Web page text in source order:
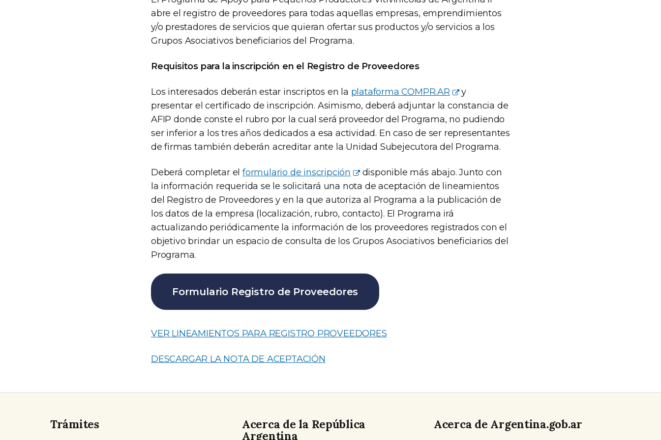
abre el registro de proveedores para todas aquellas empresas, emprendimientos
y/o prestadores de servicios que quieran ofertar sus productos y/o servicios a los
Grupos Asociativos beneficiarios del Programa.
Requisitos para la inscripción en el Registro de Proveedores
Los interesados deberán estar inscriptos en la plataforma COMPR.AR
y
presentar el certificado de inscripción. Asimismo, deberá adjuntar la constancia de
AFIP donde conste el rubro por la cual será proveedor del Programa, no pudiendo
ser inferior a los tres años dedicados a esa actividad. En caso de ser representantes
de firmas también deberán acreditar ante la Unidad Subejecutora del Programa.
Deberá completar elformulario de inscripción
disponible más abajo. Junto con
la información requerida se le solicitará una nota de aceptación de lineamientos
del Registro de Proveedores y en la que autoriza al Programa a la publicación de
los datos de la empresa (localización, rubro, contacto). El Programa irá
actualizando periódicamente la información de los proveedores registrados con el
objetivo brindar un espacio de consulta de los Grupos Asociativos beneficiarios del
Programa.
Formulario Registro de Proveedores
VER LINEAMIENTOS PARA REGISTRO PROVEEDORES
DESCARGAR LA NOTA DE ACEPTACIÓN
Trámites
Acerca de la República
Argentina
Acerca de Argentina.gob.ar